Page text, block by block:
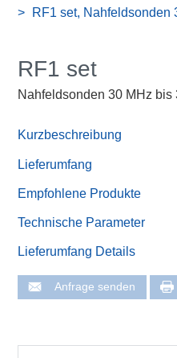
RF1 set, Nahfeldsonden
RF1 set
Nahfeldsonden 30 MHz bis
Kurzbeschreibung
Lieferumfang
Empfohlene Produkte
Technische Parameter
Lieferumfang Details
Anfrage senden